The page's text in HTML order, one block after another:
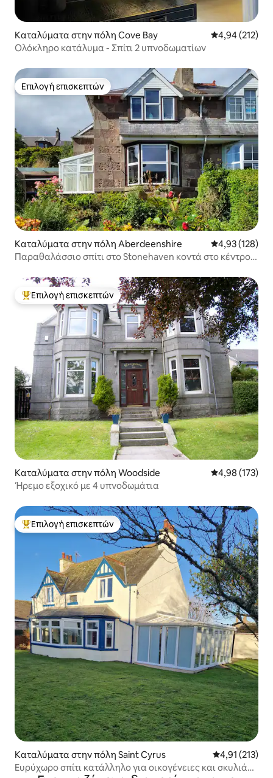
Καταλύματα στην πόλη Cove Bay Μέση
4,94 (212)
Ολόκληρο κατάλυμα - Σπίτι 2 υπνοδωματίων
Επιλογή επισκεπτών
Επιλογή επισκεπτών
Καταλύματα στην πόλη Aberdeenshire Μέση
4,93 (128)
Παραθαλάσσιο σπίτι στο Stonehaven κοντά στο κέντρο
Κορυφαία επιλογή επισκεπτών
Επιλογή επισκεπτών
Καταλύματα στην πόλη Woodside Μέση
4,98 (173)
Ήρεμο εξοχικό με 4 υπνοδωμάτια
Κορυφαία επιλογή επισκεπτών
Επιλογή επισκεπτών
Καταλύματα στην πόλη Saint Cyrus Μέση
4,91 (213)
Ευρύχωρο σπίτι κατάλληλο για οικογένειες και σκυλιά